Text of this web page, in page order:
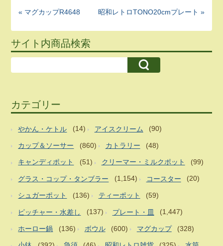
« マグカップR4648 昭和レトロTONO20cmプレート »
サイト内商品検索
カテゴリー
やかん・ケトル (14) アイスクリーム (90)
カップ＆ソーサー (860) カトラリー (48)
キャンディポット (51) クリーマー・ミルクポット (99)
グラス・コップ・タンブラー (1,154) コースター (20)
シュガーポット (136) ティーポット (59)
ピッチャー・水差し (137) プレート・皿 (1,447)
ホーロー鍋 (136) ボウル (600) マグカップ (328)